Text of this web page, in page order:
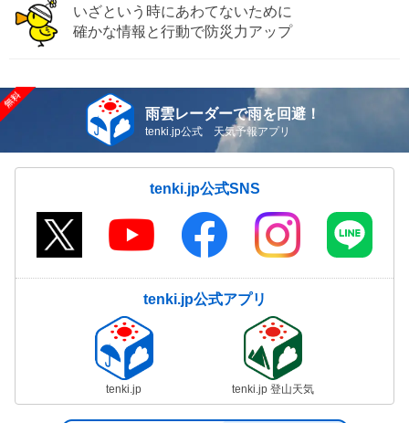
いざという時にあわてないために
確かな情報と行動で防災力アップ
雨雲レーダーで雨を回避！
tenki.jp公式 天気予報アプリ
tenki.jp公式SNS
tenki.jp公式アプリ
tenki.jp tenki.jp 登山天気